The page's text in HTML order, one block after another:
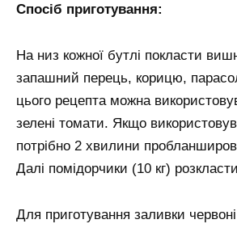
Спосіб приготування:
На низ кожної бутлі покласти
запашний перець, корицю,
цього рецепта можна
зелені томати. Якщо
потрібно 2 хвилини
Далі помідорчики (10 кг)
Для приготування заливки